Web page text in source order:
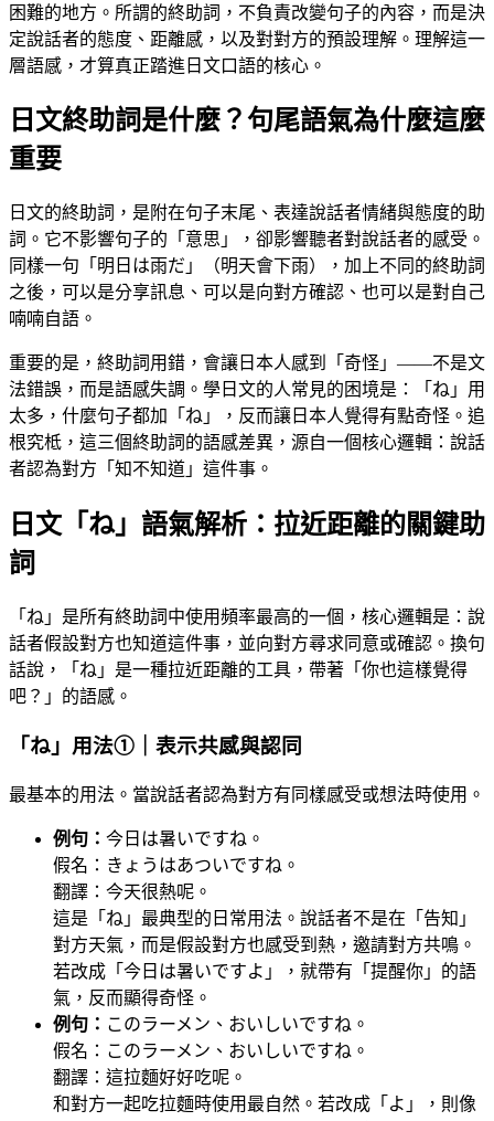
困難的地方。所謂的終助詞，不負責改變句子的內容，而是決
定說話者的態度、距離感，以及對對方的預設理解。理解這一
層語感，才算真正踏進日文口語的核心。
日文終助詞是什麼？句尾語氣為什麼這麼
重要
日文的終助詞，是附在句子末尾、表達說話者情緒與態度的助
詞。它不影響句子的「意思」，卻影響聽者對說話者的感受。
同樣一句「明日は雨だ」（明天會下雨），加上不同的終助詞
之後，可以是分享訊息、可以是向對方確認、也可以是對自己
喃喃自語。
重要的是，終助詞用錯，會讓日本人感到「奇怪」——不是文
法錯誤，而是語感失調。學日文的人常見的困境是：「ね」用
太多，什麼句子都加「ね」，反而讓日本人覺得有點奇怪。追
根究柢，這三個終助詞的語感差異，源自一個核心邏輯：說話
者認為對方「知不知道」這件事。
日文「ね」語氣解析：拉近距離的關鍵助
詞
「ね」是所有終助詞中使用頻率最高的一個，核心邏輯是：說
話者假設對方也知道這件事，並向對方尋求同意或確認。換句
話說，「ね」是一種拉近距離的工具，帶著「你也這樣覺得
吧？」的語感。
「ね」用法①｜表示共感與認同
最基本的用法。當說話者認為對方有同樣感受或想法時使用。
例句： 今日は暑いですね。
假名：きょうはあついですね。
翻譯：今天很熱呢。
這是「ね」最典型的日常用法。說話者不是在「告知」
對方天氣，而是假設對方也感受到熱，邀請對方共鳴。
若改成「今日は暑いですよ」，就帶有「提醒你」的語
氣，反而顯得奇怪。
例句： このラーメン、おいしいですね。
假名：このラーメン、おいしいですね。
翻譯：這拉麵好好吃呢。
和對方一起吃拉麵時使用最自然。若改成「よ」，則像